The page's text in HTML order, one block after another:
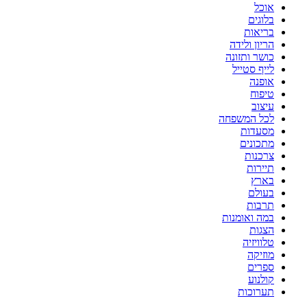
אוכל
בלוגים
בריאות
הריון ולידה
כושר ותזונה
לייף סטייל
אופנה
טיפוח
עיצוב
לכל המשפחה
מסעדות
מתכונים
צרכנות
תיירות
בארץ
בעולם
תרבות
במה ואומנות
הצגות
טלוויזיה
מוזיקה
ספרים
קולנוע
תערוכות